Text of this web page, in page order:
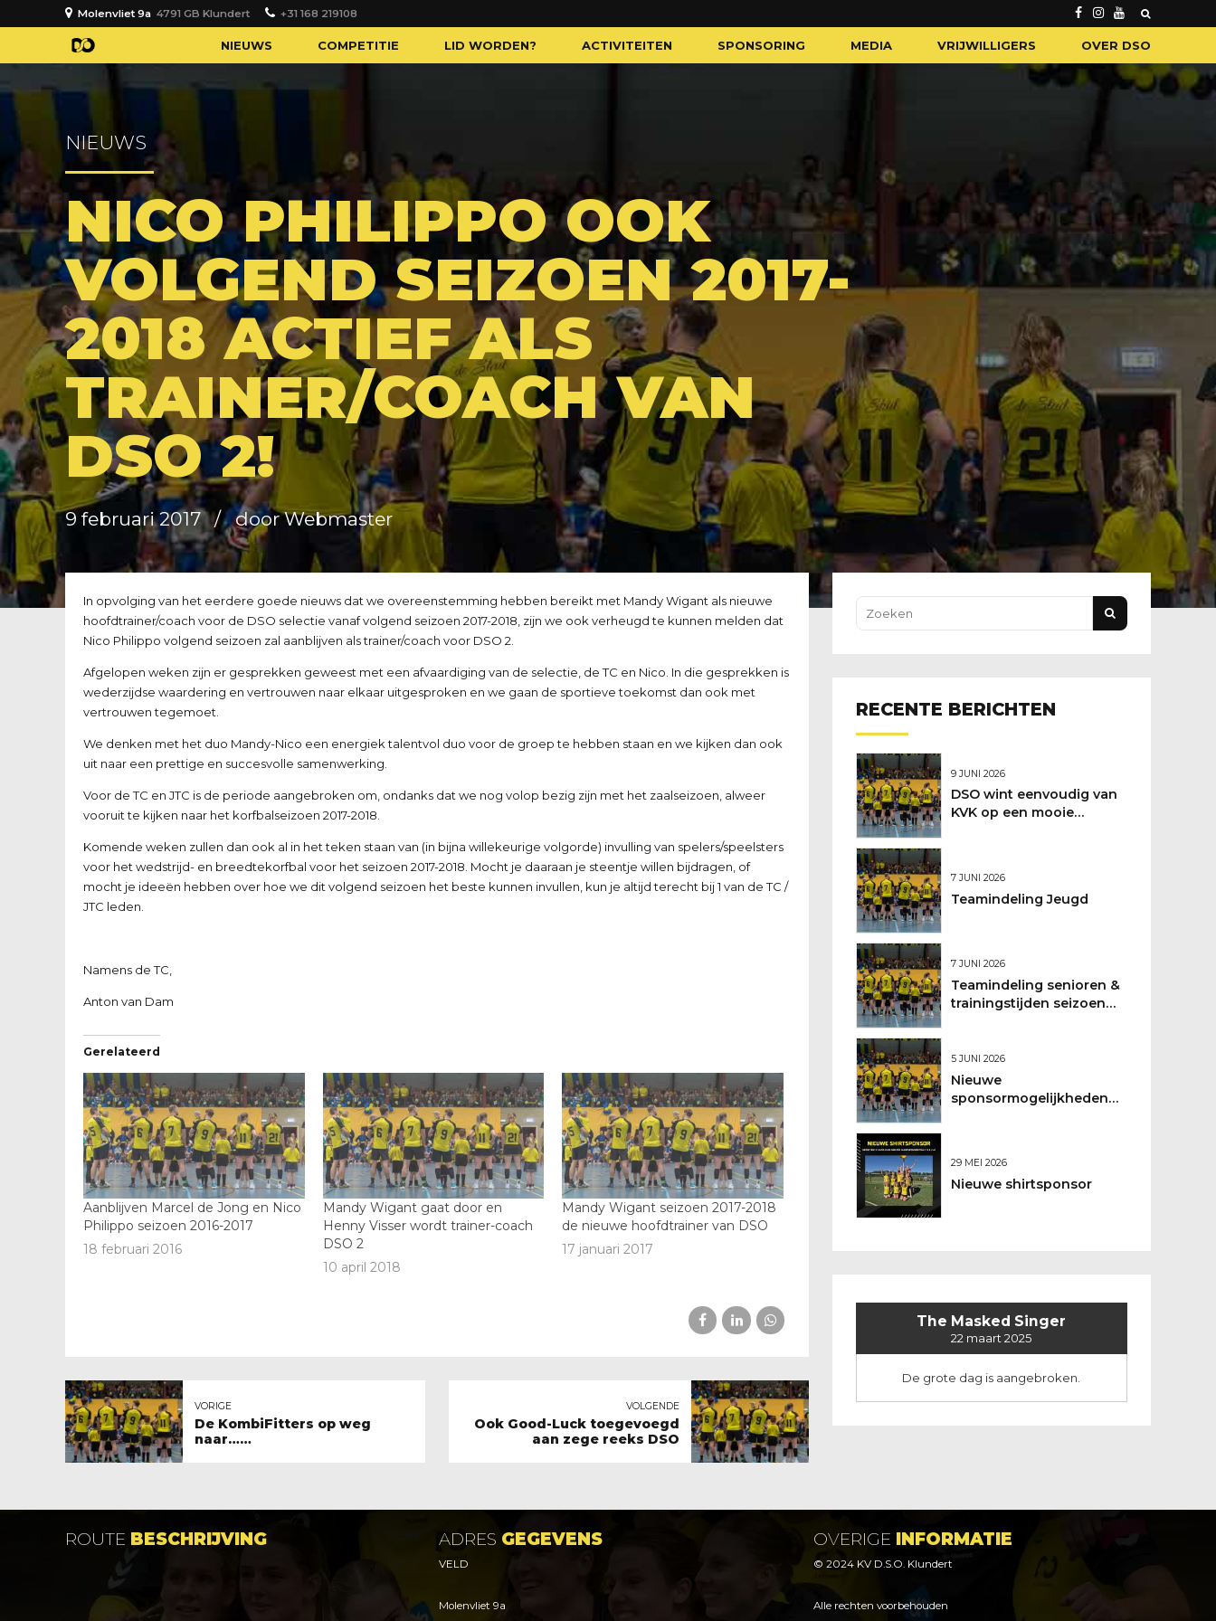
Molenvliet 9a 4791 GB Klundert +31 168 219108
NIEUWS COMPETITIE LID WORDEN? ACTIVITEITEN SPONSORING MEDIA VRIJWILLIGERS OVER DSO
NIEUWS
NICO PHILIPPO OOK
VOLGEND SEIZOEN 2017-
2018 ACTIEF ALS
TRAINER/COACH VAN
DSO 2!
9 februari 2017 door Webmaster
In opvolging van het eerdere goede nieuws dat we overeenstemming hebben bereikt met Mandy Wigant als nieuwe
hoofdtrainer/coach voor de DSO selectie vanaf volgend seizoen 2017-2018, zijn we ook verheugd te kunnen melden dat
Nico Philippo volgend seizoen zal aanblijven als trainer/coach voor DSO 2.
Afgelopen weken zijn er gesprekken geweest met een afvaardiging van de selectie, de TC en Nico. In die gesprekken is
wederzijdse waardering en vertrouwen naar elkaar uitgesproken en we gaan de sportieve toekomst dan ook met
vertrouwen tegemoet.
We denken met het duo Mandy-Nico een energiek talentvol duo voor de groep te hebben staan en we kijken dan ook
uit naar een prettige en succesvolle samenwerking.
Voor de TC en JTC is de periode aangebroken om, ondanks dat we nog volop bezig zijn met het zaalseizoen, alweer
vooruit te kijken naar het korfbalseizoen 2017-2018.
Komende weken zullen dan ook al in het teken staan van (in bijna willekeurige volgorde) invulling van spelers/speelsters
voor het wedstrijd- en breedtekorfbal voor het seizoen 2017-2018. Mocht je daaraan je steentje willen bijdragen, of
mocht je ideeën hebben over hoe we dit volgend seizoen het beste kunnen invullen, kun je altijd terecht bij 1 van de TC /
JTC leden.
Namens de TC,
Anton van Dam
Gerelateerd
Aanblijven Marcel de Jong en Nico
Philippo seizoen 2016-2017
18 februari 2016
Mandy Wigant gaat door en
Henny Visser wordt trainer-coach
DSO 2
10 april 2018
Mandy Wigant seizoen 2017-2018
de nieuwe hoofdtrainer van DSO
17 januari 2017
VORIGE
De KombiFitters op weg
naar……
VOLGENDE
Ook Good-Luck toegevoegd
aan zege reeks DSO
RECENTE BERICHTEN
9 JUNI 2026
DSO wint eenvoudig van
KVK op een mooie
7 JUNI 2026
Teamindeling Jeugd
7 JUNI 2026
Teamindeling senioren &
trainingstijden seizoen
5 JUNI 2026
Nieuwe
sponsormogelijkheden
29 MEI 2026
Nieuwe shirtsponsor
The Masked Singer
22 maart 2025
De grote dag is aangebroken.
ROUTE BESCHRIJVING ADRES GEGEVENS
VELD
Molenvliet 9a
OVERIGE INFORMATIE
© 2024 KV D.S.O. Klundert
Alle rechten voorbehouden